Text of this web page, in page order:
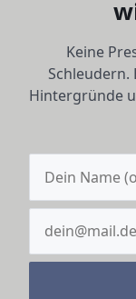
Keine
Schleudern.
Hintergründe